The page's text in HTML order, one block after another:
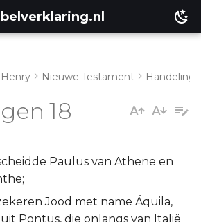
Nieuwe Testament
18
Paulus van Athene en
Jood met name Áquila,
Pontus, die onlangs van Italië